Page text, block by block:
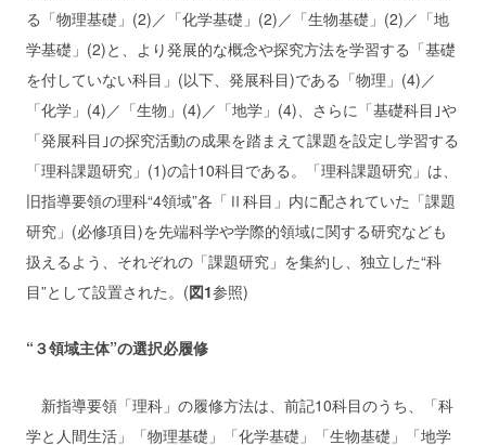
る「物理基礎」(2)／「化学基礎」(2)／「生物基礎」(2)／「地
学基礎」(2)と、より発展的な概念や探究方法を学習する「基礎
を付していない科目」(以下、発展科目)である「物理」(4)／
「化学」(4)／「生物」(4)／「地学」(4)、さらに「基礎科目｣や
「発展科目｣の探究活動の成果を踏まえて課題を設定し学習する
「理科課題研究」(1)の計10科目である。「理科課題研究」は、
旧指導要領の理科“4領域”各「Ⅱ科目」内に配されていた「課題
研究」(必修項目)を先端科学や学際的領域に関する研究なども
扱えるよう、それぞれの「課題研究」を集約し、独立した“科
目”として設置された。(図1参照)
“３領域主体”の選択必履修
新指導要領「理科」の履修方法は、前記10科目のうち、「科
学と人間生活」「物理基礎」「化学基礎」「生物基礎」「地学